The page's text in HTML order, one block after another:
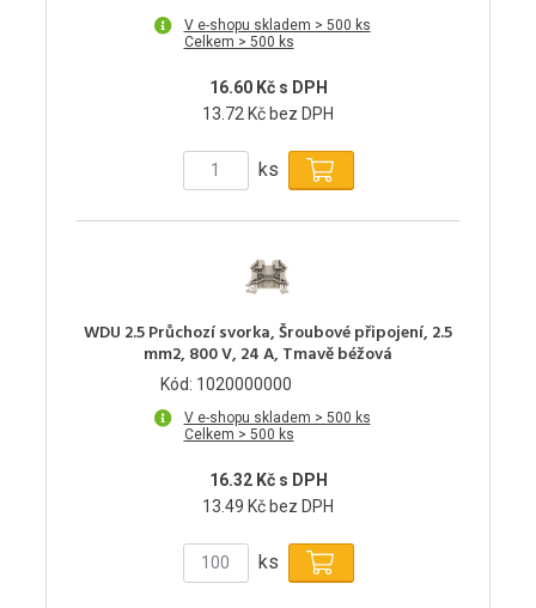
V e-shopu skladem > 500 ks
Celkem > 500 ks
16.60 Kč s DPH
13.72 Kč bez DPH
ks
WDU 2.5 Průchozí svorka, Šroubové připojení, 2.5
mm2, 800 V, 24 A, Tmavě béžová
Kód: 1020000000
V e-shopu skladem > 500 ks
Celkem > 500 ks
16.32 Kč s DPH
13.49 Kč bez DPH
ks